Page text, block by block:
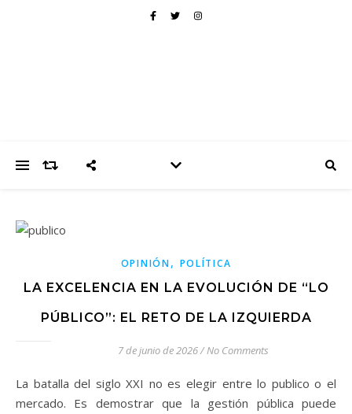
OPINIÓN, POLÍTICA
LA EXCELENCIA EN LA EVOLUCIÓN DE “LO
PÚBLICO”: EL RETO DE LA IZQUIERDA
7 de junio de 2026/No Comments
La batalla del siglo XXI no es elegir entre lo publico o el
mercado. Es demostrar que la gestión pública puede